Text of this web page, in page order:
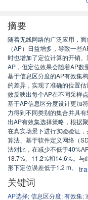
摘要
随着无线网络的广泛应用，
（AP）日益增多，导致一些
时也增加了定位计算的开销
AP，但定位效果会随着AP数
基于信息区分度的AP有效集
的差异，实现了准确的位置
效反映出每个AP在不同采样
基于AP信息区分度设计更加
力得到不同类别的集合并具
出AP有效集选择策略，根据
在真实场景下进行实验验证
算法、基于软件定义网络（
法对比，在减少不低于
18.7%、11.2%和14.6%。与
形下定位误差低于1.2 m。
关键词
AP选择;信息区分度;有效集;